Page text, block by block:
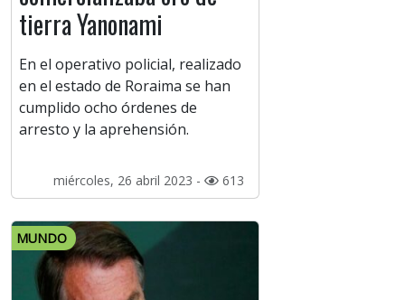
tierra Yanonami
En el operativo policial, realizado
en el estado de Roraima se han
cumplido ocho órdenes de
arresto y la aprehensión.
miércoles, 26 abril 2023 - 613
MUNDO